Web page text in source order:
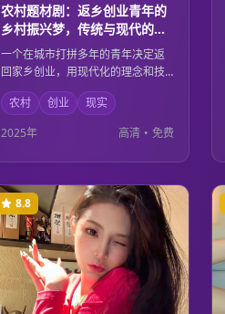
农村题材剧：返乡创业青年的
乡村振兴梦，传统与现代的完
美融合
一个在城市打拼多年的青年决定返
回家乡创业，用现代化的理念和技
术改造传统农业。在这个过程中，
他不仅实现了自己的创业梦想，也
为家乡的乡村振兴做出了重要贡
献。传统文化与现代科技在这里得
农村 创业
现实
2025年
高清 • 免费
8.8